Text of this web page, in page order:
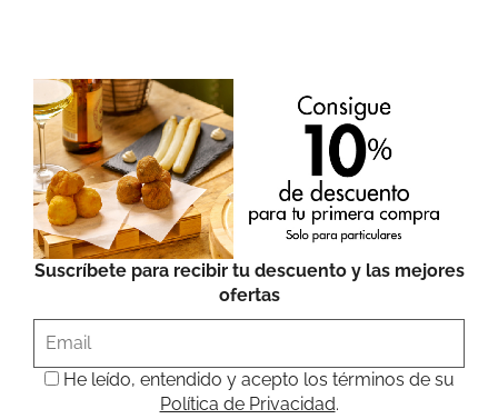
Suscríbete para recibir tu descuento y las mejores
ofertas
He leído, entendido y acepto los términos de su
Política de Privacidad.